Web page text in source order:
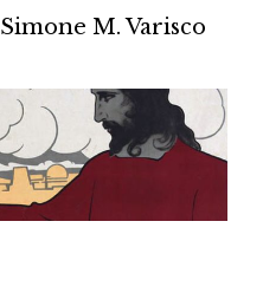
Simone M. Varisco